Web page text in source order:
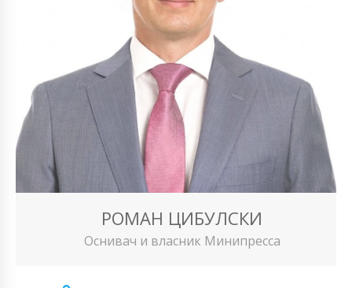
РОМАН ЦИБУЛСКИ
Оснивач и власник Минипресса